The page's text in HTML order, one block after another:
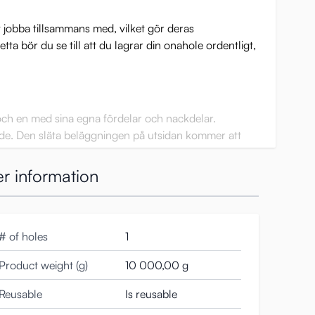
tillsammans med, vilket gör deras
bör du se till att du lagrar din onahole ordentligt,
en med sina egna fördelar och nackdelar.
Den släta beläggningen på utsidan kommer att
tiden kommer detta inte att vara ett problem
att rengöra. Den senaste ändringen som
stimulering.
information
of holes 1
Product weight (g) 10 000,00 g
Reusable Is reusable